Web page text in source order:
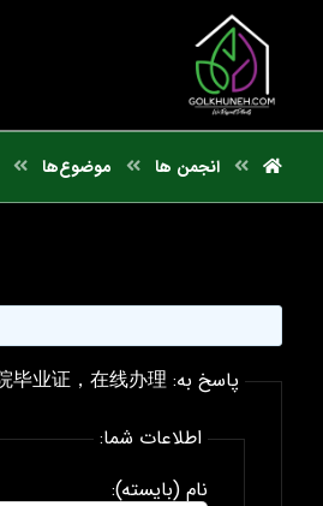
انجمن ها موضوع‌ها
پاسخ به: 国外文凭推荐办理澳大利亚霍尔姆斯学院毕业证，在线办理
اطلاعات شما:
نام (بایسته):